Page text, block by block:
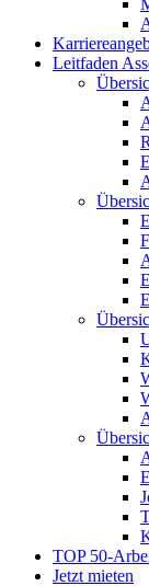
Leitfaden
TOP 50-
Jetzt mieten